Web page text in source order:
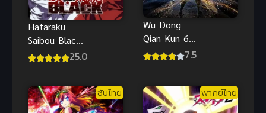
Hataraku
Saibou Black
2021 ซับไทย25.0
Wu Dong
Qian Kun 6
(Martial
พิภพ ภาค 6
7.5
ซับไทย พากย์ไทย